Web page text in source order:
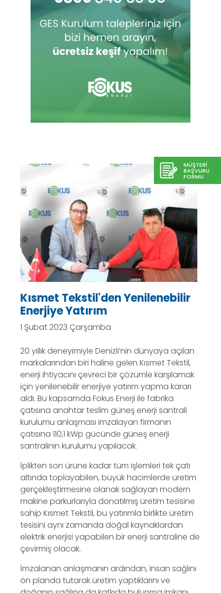
MÜŞTERİ
BAŞVURU
FORMU
Kısmet Tekstil'den Yenilenebilir
Enerjiye Yatırım
1 Şubat 2023 Çarşamba
20 yıllık deneyimiyle Denizli’nin dünyaya açılan
markalarından biri haline gelen Kısmet Tekstil,
enerji ihtiyacını çevreci bir çözümle karşılamak
için yenilenebilir enerjiye yatırım yapma kararı
aldı. Bu kapsamda Fokus Enerji ile fabrika
çatısına anahtar teslim güneş enerji santrali
kurulumu anlaşması imzalayan firmanın
çatısına 110,1 kWp gücünde güneş enerji
santralinin kurulumu yapılacak.
İplikten son ürüne kadar tüm işlemleri tek çatı
altında toplayabilen, büyük hacimlerde üretim
gerçekleştirmesine olanak sağlayan modern
makine parkurlarıyla donatılmış üretim tesisine
sahip Kısmet Tekstil, bu yatırımla birlikte üretim
tesisini aynı zamanda doğal kaynaklardan
elektrik enerjisi yapabilen bir enerji santraline de
çevirmiş olacak.
İmzalanan anlaşmanın ardından, insan sağlını
ön planda tutarak üretim yaptıklarını ve